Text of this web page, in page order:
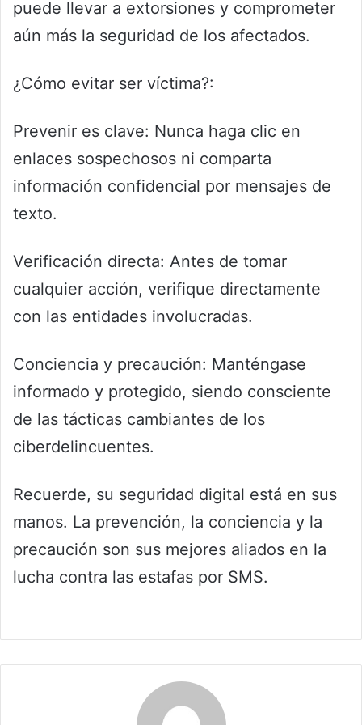
puede llevar a extorsiones y comprometer
aún más la seguridad de los afectados.
¿Cómo evitar ser víctima?:
Prevenir es clave: Nunca haga clic en
enlaces sospechosos ni comparta
información confidencial por mensajes de
texto.
Verificación directa: Antes de tomar
cualquier acción, verifique directamente
con las entidades involucradas.
Conciencia y precaución: Manténgase
informado y protegido, siendo consciente
de las tácticas cambiantes de los
ciberdelincuentes.
Recuerde, su seguridad digital está en sus
manos. La prevención, la conciencia y la
precaución son sus mejores aliados en la
lucha contra las estafas por SMS.